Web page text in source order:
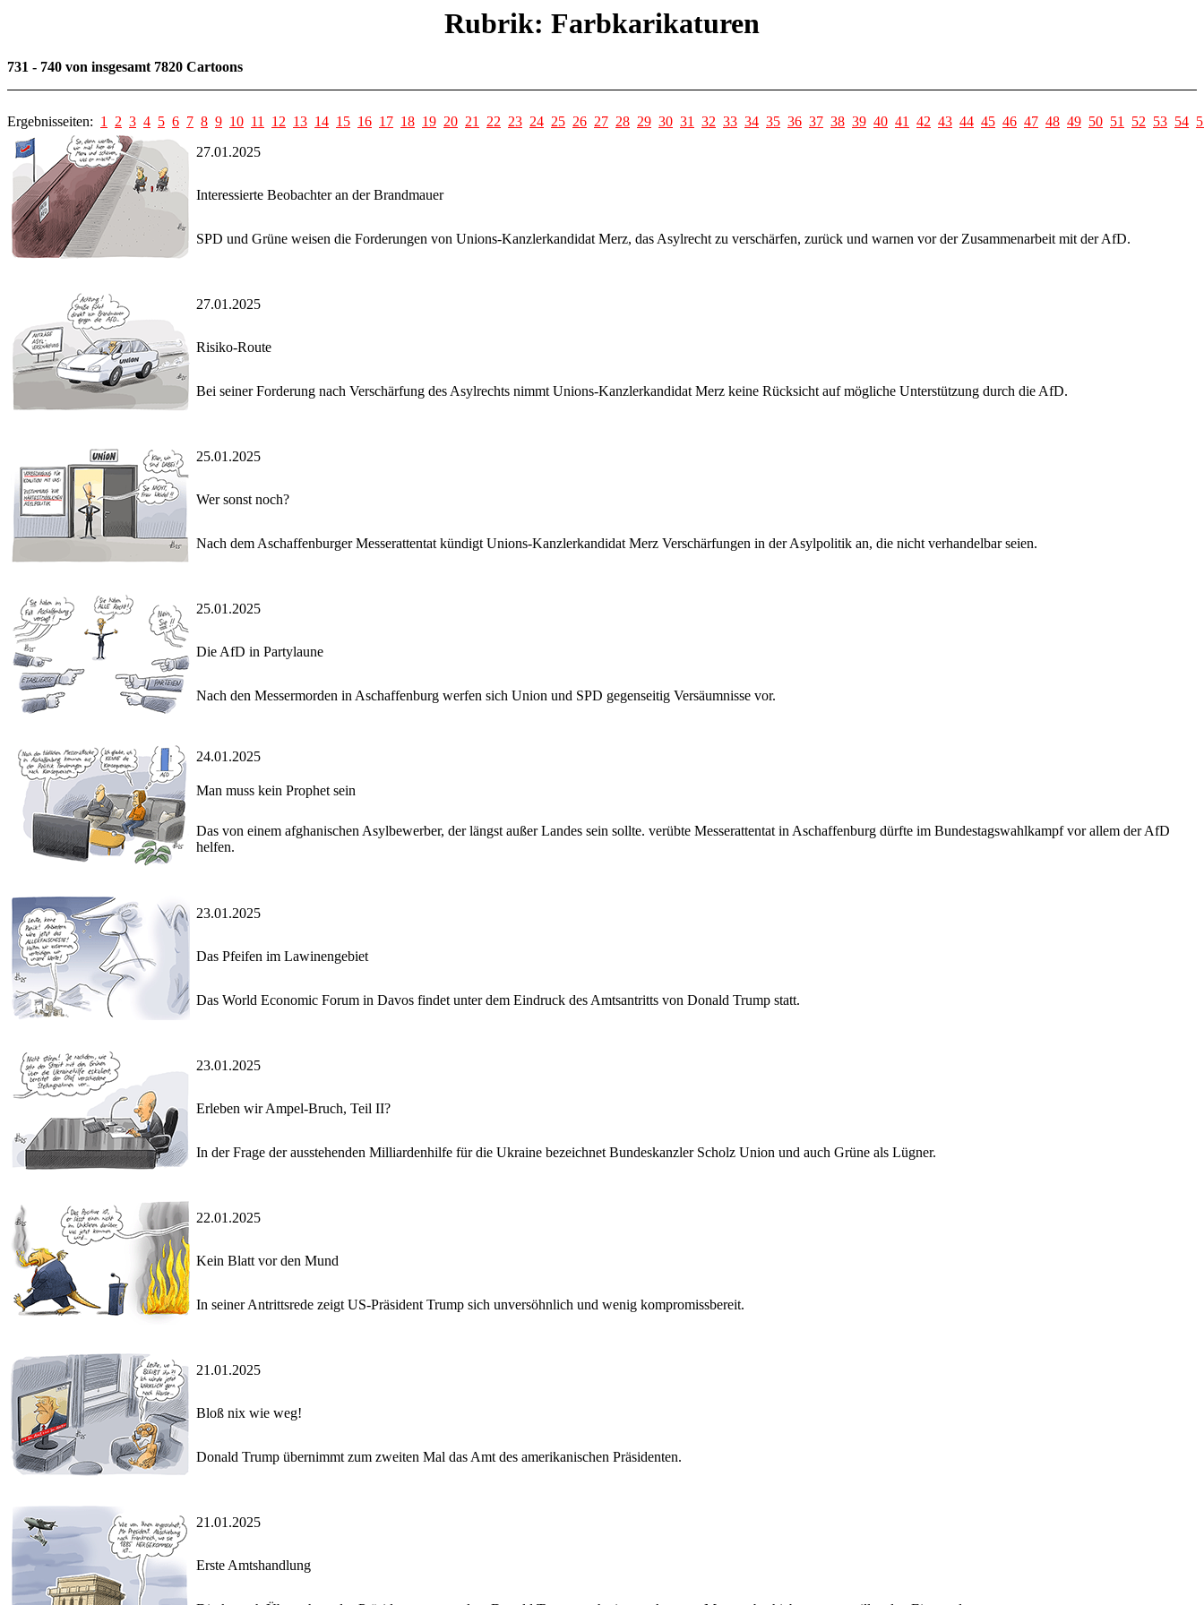
Rubrik: Farbkarikaturen
731 - 740 von insgesamt 7820 Cartoons
Ergebnisseiten: 1 2 3 4 5 6 7 8 9 10 11 12 13 14 15 16 17 18 19 20 21 22 23 24 25 26 27 28 29 30 31 32 33 34 35 36 37 38 39 40 41 42 43 44 45 46 47 48 49 50 51 52 53 54
27.01.2025
Interessierte Beobachter an der Brandmauer
SPD und Grüne weisen die Forderungen von Unions-Kanzlerkandidat Merz, das Asylrecht zu verschärfen, zurück und warnen vor der Zusammenarbeit mit der AfD.
27.01.2025
Risiko-Route
Bei seiner Forderung nach Verschärfung des Asylrechts nimmt Unions-Kanzlerkandidat Merz keine Rücksicht auf mögliche Unterstützung durch die AfD.
25.01.2025
Wer sonst noch?
Nach dem Aschaffenburger Messerattentat kündigt Unions-Kanzlerkandidat Merz Verschärfungen in der Asylpolitik an, die nicht verhandelbar seien.
25.01.2025
Die AfD in Partylaune
Nach den Messermorden in Aschaffenburg werfen sich Union und SPD gegenseitig Versäumnisse vor.
24.01.2025
Man muss kein Prophet sein
Das von einem afghanischen Asylbewerber, der längst außer Landes sein sollte. verübte Messerattentat in Aschaffenburg dürfte im Bundestagswahlkampf vor allem der AfD
helfen.
23.01.2025
Das Pfeifen im Lawinengebiet
Das World Economic Forum in Davos findet unter dem Eindruck des Amtsantritts von Donald Trump statt.
23.01.2025
Erleben wir Ampel-Bruch, Teil II?
In der Frage der ausstehenden Milliardenhilfe für die Ukraine bezeichnet Bundeskanzler Scholz Union und auch Grüne als Lügner.
22.01.2025
Kein Blatt vor den Mund
In seiner Antrittsrede zeigt US-Präsident Trump sich unversöhnlich und wenig kompromissbereit.
21.01.2025
Bloß nix wie weg!
Donald Trump übernimmt zum zweiten Mal das Amt des amerikanischen Präsidenten.
21.01.2025
Erste Amtshandlung